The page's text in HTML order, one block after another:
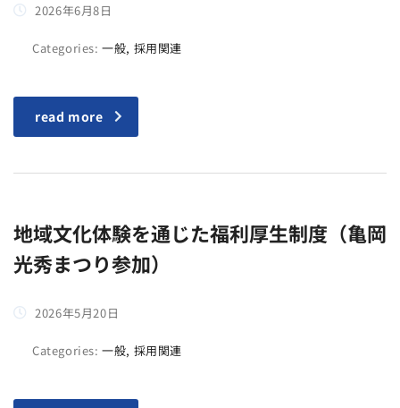
2026年6月8日
Categories:一般, 採用関連
read more
地域文化体験を通じた福利厚生制度（亀岡
光秀まつり参加）
2026年5月20日
Categories:一般, 採用関連